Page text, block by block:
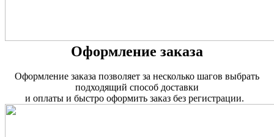
Оформление заказа
Оформление заказа позволяет за несколько шагов выбрать
подходящий способ доставки
и оплаты и быстро оформить заказ без регистрации.